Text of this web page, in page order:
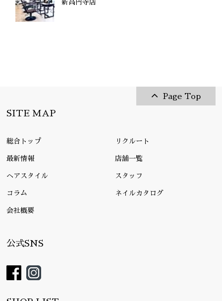
新高円寺店
Page Top
SITE MAP
総合トップ リクルート
最新情報 店舗一覧
ヘアスタイル スタッフ
コラム ネイルカタログ
会社概要
公式SNS